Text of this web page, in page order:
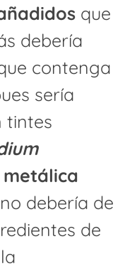
que
debería
contenga
sería
tintes
debería de
de